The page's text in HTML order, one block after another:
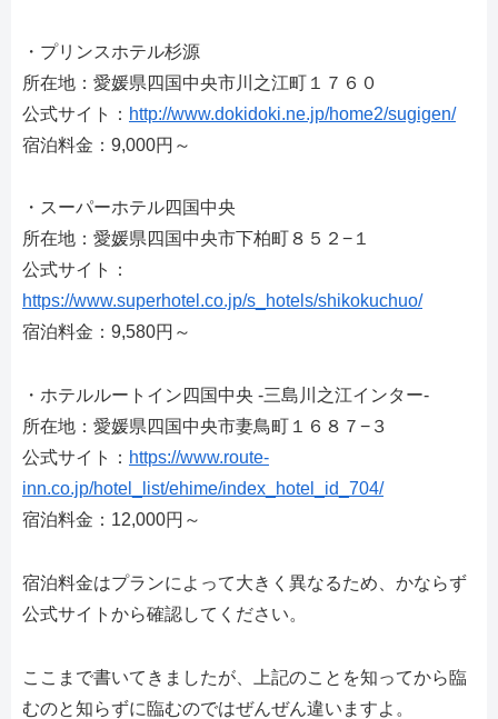
・プリンスホテル杉源
所在地：愛媛県四国中央市川之江町１７６０
公式サイト： http://www.dokidoki.ne.jp/home2/sugigen/
宿泊料金：9,000円～
・スーパーホテル四国中央
所在地：愛媛県四国中央市下柏町８５２−１
公式サイト：
https://www.superhotel.co.jp/s_hotels/shikokuchuo/
宿泊料金：9,580円～
・ホテルルートイン四国中央 -三島川之江インター-
所在地：愛媛県四国中央市妻鳥町１６８７−３
公式サイト： https://www.route-
inn.co.jp/hotel_list/ehime/index_hotel_id_704/
宿泊料金：12,000円～
宿泊料金はプランによって大きく異なるため、かならず
公式サイトから確認してください。
ここまで書いてきましたが、上記のことを知ってから臨
むのと知らずに臨むのではぜんぜん違いますよ。